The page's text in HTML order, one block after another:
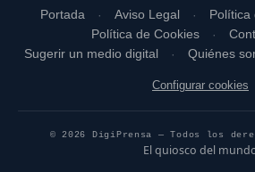
Portada Aviso Legal
Política
Política de Cookies
Sugerir un medio digital
Quiénes
Configurar cookies
© 2026 DigiPrensa — Todos los
El quiosco del